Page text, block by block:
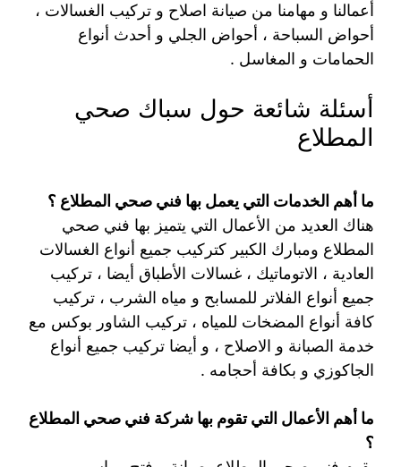
أعمالنا و مهامنا من صيانة اصلاح و تركيب الغسالات ،
أحواض السباحة ، أحواض الجلي و أحدث أنواع
الحمامات و المغاسل .
أسئلة شائعة حول سباك صحي
المطلاع
ما أهم الخدمات التي يعمل بها فني صحي المطلاع ؟
هناك العديد من الأعمال التي يتميز بها فني صحي
المطلاع ومبارك الكبير كتركيب جميع أنواع الغسالات
العادية ، الاتوماتيك ، غسالات الأطباق أيضا ، تركيب
جميع أنواع الفلاتر للمسابح و مياه الشرب ، تركيب
كافة أنواع المضخات للمياه ، تركيب الشاور بوكس مع
خدمة الصبانة و الاصلاح ، و أيضا تركيب جميع أنواع
الجاكوزي و بكافة أحجامه .
ما أهم الأعمال التي تقوم بها شركة فني صحي المطلاع
؟